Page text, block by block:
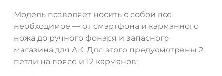
Модель позволяет носить с собой все
необходимое — от смартфона и карманного
ножа до ручного фонаря и запасного
магазина для АК. Для этого предусмотрены 2
петли на поясе и 12 карманов: